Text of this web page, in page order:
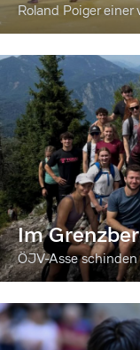
Roland Poiger einer
Im
ÖJV-Asse